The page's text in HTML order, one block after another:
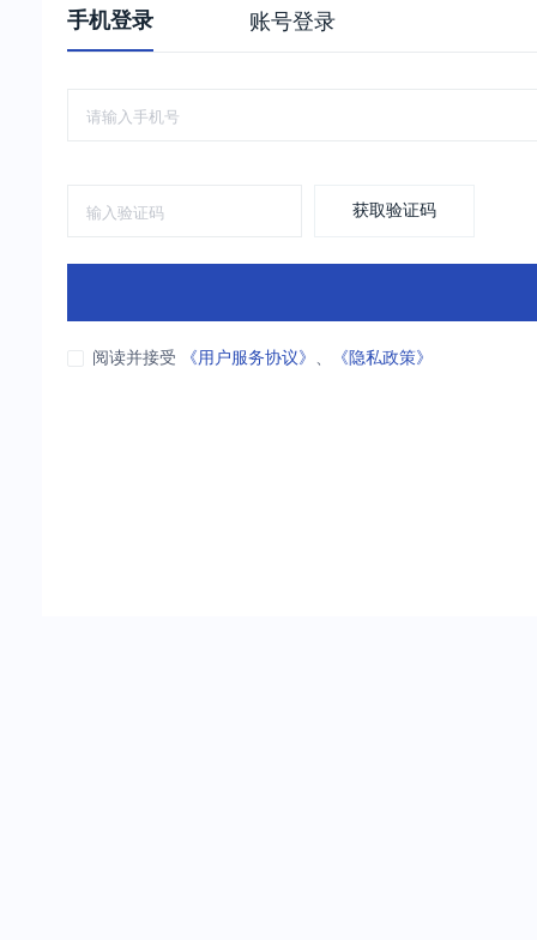
手机登录 账号登录
获取验证码
阅读并接受 《用户服务协议》 、 《隐私政策》